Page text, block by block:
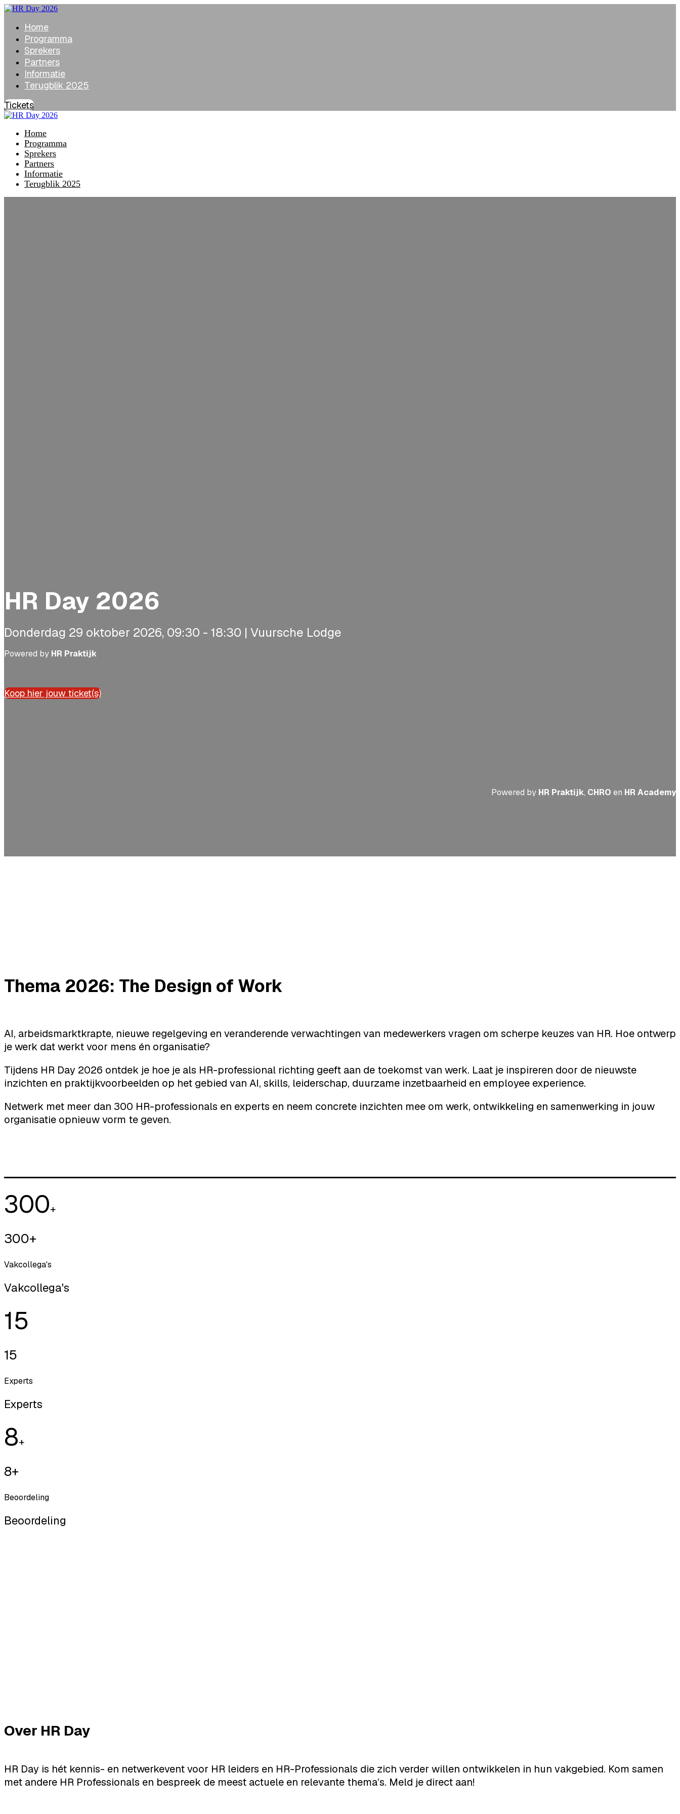
Home
Programma
Sprekers
Partners
Informatie
Terugblik 2025
Tickets
Home
Programma
Sprekers
Partners
Informatie
Terugblik 2025
HR Day 2026
Donderdag 29 oktober 2026, 09:30 - 18:30 | Vuursche Lodge
Powered by HR Praktijk
Koop hier jouw ticket(s)
Powered by HR Praktijk, CHRO en HR Academy
Thema 2026: The Design of Work
AI, arbeidsmarktkrapte, nieuwe regelgeving en veranderende verwachtingen van medewerkers vragen om scherpe keuzes van HR. Hoe ontwerp
je werk dat werkt voor mens én organisatie?
Tijdens HR Day 2026 ontdek je hoe je als HR-professional richting geeft aan de toekomst van werk. Laat je inspireren door de nieuwste
inzichten en praktijkvoorbeelden op het gebied van AI, skills, leiderschap, duurzame inzetbaarheid en employee experience.
Netwerk met meer dan 300 HR-professionals en experts en neem concrete inzichten mee om werk, ontwikkeling en samenwerking in jouw
organisatie opnieuw vorm te geven.
300+
300+
Vakcollega's
Vakcollega's
15
15
Experts
Experts
8+
8+
Beoordeling
Beoordeling
Over HR Day
HR Day is hét kennis- en netwerkevent voor HR leiders en HR-Professionals die zich verder willen ontwikkelen in hun vakgebied. Kom samen
met andere HR Professionals en bespreek de meest actuele en relevante thema’s. Meld je direct aan!